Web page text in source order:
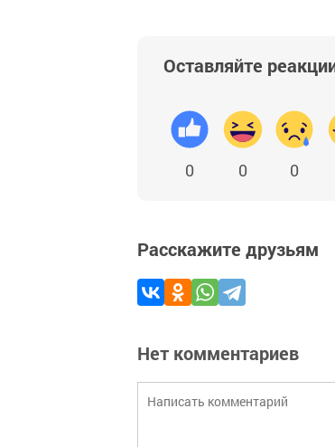
Оставляйте
0 0 0
Расскажите друзьям
Нет комментариев